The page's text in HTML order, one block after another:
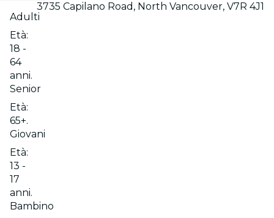
Adulti
Età:
18 -
64
anni.
Senior
Età:
65+.
Giovani
Età:
13 -
17
anni.
Bambino
3735 Capilano Road, North Vancouver, V7R 4J1